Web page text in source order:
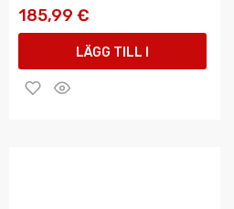
185,99 €
LÄGG TILL I
VARUKORGEN